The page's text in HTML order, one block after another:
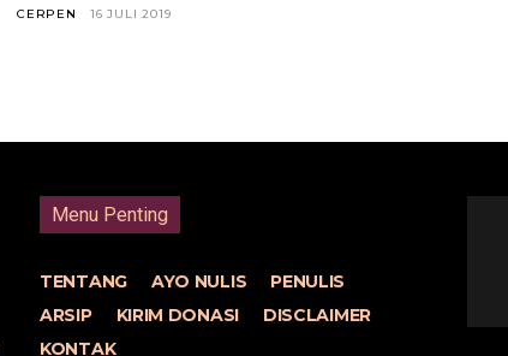
CERPEN 16 JULI 2019
Menu Penting
TENTANG AYO NULIS
PENULIS
ARSIP
KIRIM DONASI
DISCLAIMER
KONTAK